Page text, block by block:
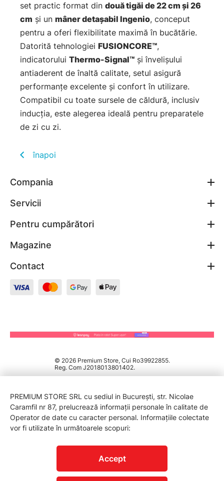
set practic format din două tigăi de 22 cm și 26
cm și un mâner detașabil Ingenio, conceput
pentru a oferi flexibilitate maximă în bucătărie.
Datorită tehnologiei FUSIONCORE™,
indicatorului Thermo-Signal™ și învelișului
antiaderent de înaltă calitate, setul asigură
performanțe excelente și confort în utilizare.
Compatibil cu toate sursele de căldură, inclusiv
inducția, este alegerea ideală pentru preparatele
de zi cu zi.
înapoi
Compania
Servicii
Pentru cumpărători
Magazine
Contact
© 2026 Premium Store, Cui Ro39922855.
Reg. Com J2018013801402.
PREMIUM STORE SRL cu sediul in București, str. Nicolae
Caramfil nr 87, prelucrează informații personale în calitate de
Operator de date cu caracter personal. Informațiile colectate
vor fi utilizate în următoarele scopuri:
Accept